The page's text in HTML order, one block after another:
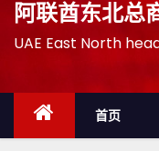
阿联酋东北总
UAE East North
首页